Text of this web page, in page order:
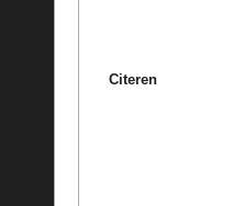
Citeren